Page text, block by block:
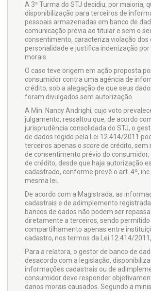
A 3ª Turma do STJ decidiu, por maioria,
disponibilização para terceiros de
pessoais armazenadas em banco de
comunicação prévia ao titular e sem o
consentimento, caracteriza violação dos
personalidade e justifica indenização por
morais.
O caso teve origem em ação proposta
consumidor contra uma agência de
crédito, sob a alegação de que seus
foram divulgados sem autorização.
A Min. Nancy Andrighi, cujo voto
julgamento, ressaltou que, de acordo
jurisprudência consolidada do STJ, o
de dados regido pela Lei 12.414/2011
terceiros apenas o score de crédito, sem
de consentimento prévio do consumidor,
de crédito, desde que haja autorização
cadastrado, conforme prevê o art. 4º, inc.
mesma lei.
De acordo com a Magistrada, as
cadastrais e de adimplemento
bancos de dados não podem ser
diretamente a terceiros, sendo permitido
compartilhamento apenas entre
cadastro, nos termos da Lei 12.414/2011,
Para a relatora, o gestor de banco de
desacordo com a legislação,
informações cadastrais ou de
consumidor deve responder
danos morais causados. Segundo a